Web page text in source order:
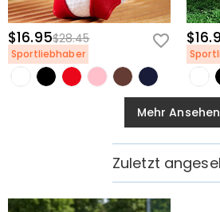
$16.95$28.45
Sportliebhaber
Mehr Ansehen
Zuletzt